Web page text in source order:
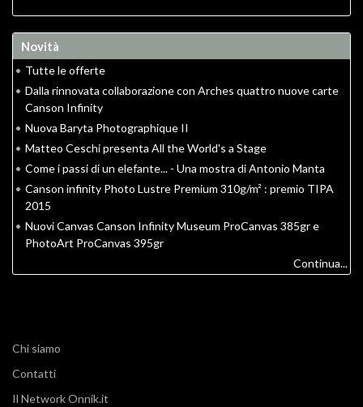
Novità
• Tutte le offerte
• Dalla rinnovata collaborazione con Arches quattro nuove carte
Canson Infinity
• Nuova Baryta Photographique II
• Matteo Ceschi presenta All the World's a Stage
• Come i passi di un elefante... - Una mostra di Antonio Manta
• Canson infinity Photo Lustre Premium 310g/m² : premio TIPA
2015
• Nuovi Canvas Canson Infinity Museum ProCanvas 385gr e
PhotoArt ProCanvas 395gr
Continua...
Chi siamo
Contatti
Il Network Onnik.it